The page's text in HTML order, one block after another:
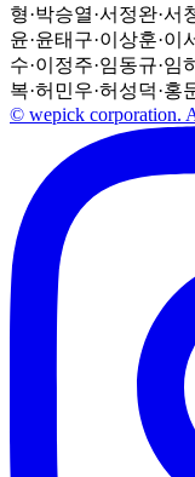
형·박승열·서정완·서
윤·윤태구·이상훈·이
수·이정주·임동규·임
복·허민우·허성덕·홍
© wepick corporation.